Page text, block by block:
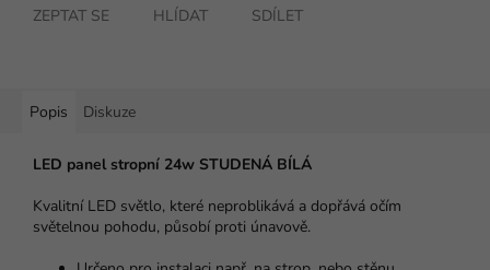
ZEPTAT SE HLÍDAT SDÍLET
Popis Diskuze
LED panel stropní 24w STUDENÁ BÍLÁ
Kvalitní LED světlo, které neproblikává a dopřává očím
světelnou pohodu, působí proti únavově.